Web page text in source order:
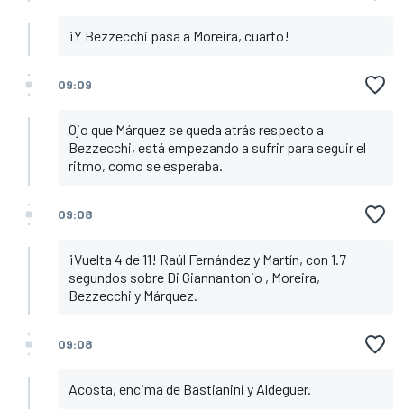
¡Y Bezzecchi pasa a Moreira, cuarto!
09:09
Ojo que Márquez se queda atrás respecto a
Bezzecchi, está empezando a sufrir para seguir el
ritmo, como se esperaba.
09:08
¡Vuelta 4 de 11! Raúl Fernández y Martín, con 1.7
segundos sobre Di Giannantonio , Moreira,
Bezzecchi y Márquez.
09:08
Acosta, encima de Bastianini y Aldeguer.